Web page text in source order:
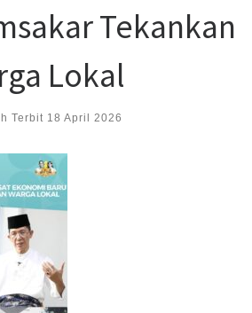
Tekankan
Lokal
Terbit 18 April 2026